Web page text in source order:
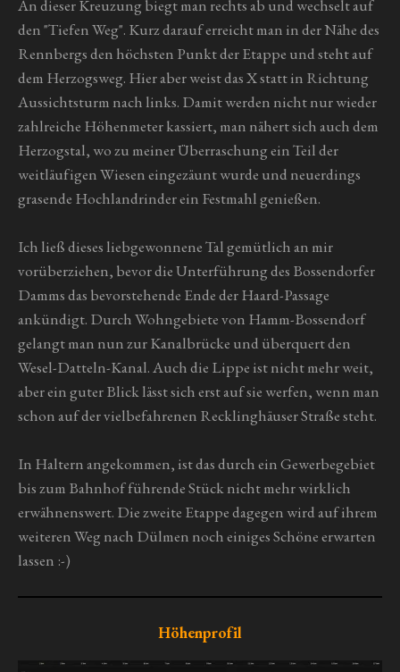
An dieser Kreuzung biegt man rechts ab und wechselt auf
den "Tiefen Weg". Kurz darauf erreicht man in der Nähe des
Rennbergs den höchsten Punkt der Etappe und steht auf
dem Herzogsweg. Hier aber weist das X statt in Richtung
Aussichtsturm nach links. Damit werden nicht nur wieder
zahlreiche Höhenmeter kassiert, man nähert sich auch dem
Herzogstal, wo zu meiner Überraschung ein Teil der
weitläufigen Wiesen eingezäunt wurde und neuerdings
grasende Hochlandrinder ein Festmahl genießen.
Ich ließ dieses liebgewonnene Tal gemütlich an mir
vorüberziehen, bevor die Unterführung des Bossendorfer
Damms das bevorstehende Ende der Haard-Passage
ankündigt. Durch Wohngebiete von Hamm-Bossendorf
gelangt man nun zur Kanalbrücke und überquert den
Wesel-Datteln-Kanal. Auch die Lippe ist nicht mehr weit,
aber ein guter Blick lässt sich erst auf sie werfen, wenn man
schon auf der vielbefahrenen Recklinghäuser Straße steht.
In Haltern angekommen, ist das durch ein Gewerbegebiet
bis zum Bahnhof führende Stück nicht mehr wirklich
erwähnenswert. Die zweite Etappe dagegen wird auf ihrem
weiteren Weg nach Dülmen noch einiges Schöne erwarten
lassen :-)
Höhenprofil